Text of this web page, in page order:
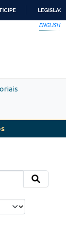
ENGLISH